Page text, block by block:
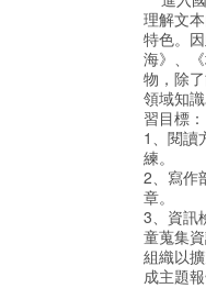
理解文
特色。
海》、
物，除
領域知
習目標：
1、閱讀
練。
2、寫作
章。
3、資訊
童蒐集
組織以
成主題報